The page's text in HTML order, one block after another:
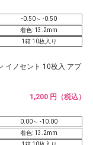
-0.50～ -0.50
着色: 13.2mm
1箱 10枚入り
イノセント 10枚入 アプ
1,200 円（税込）
0.00～ -10.00
着色: 13.2mm